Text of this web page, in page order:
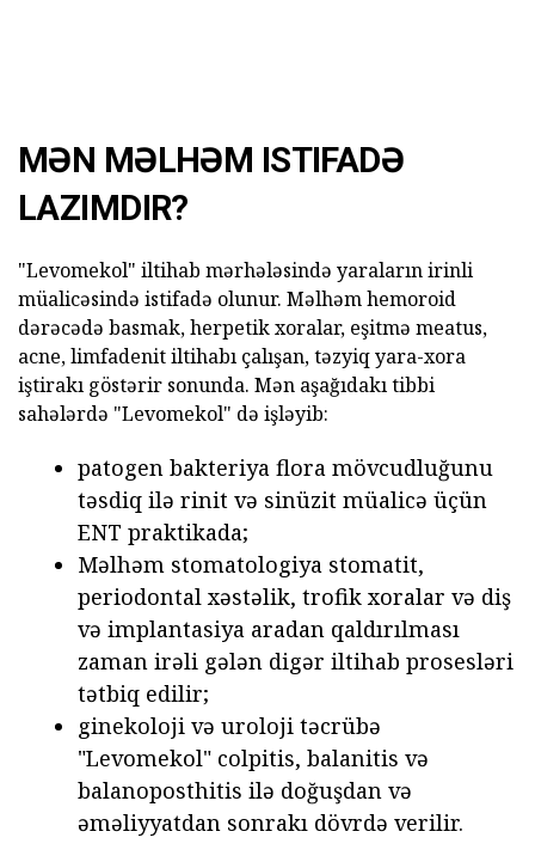
MƏN MƏLHƏM ISTIFADƏ
LAZIMDIR?
"Levomekol" iltihab mərhələsində yaraların irinli
müalicəsində istifadə olunur. Məlhəm hemoroid
dərəcədə basmak, herpetik xoralar, eşitmə meatus,
acne, limfadenit iltihabı çalışan, təzyiq yara-xora
iştirakı göstərir sonunda. Mən aşağıdakı tibbi
sahələrdə "Levomekol" də işləyib:
patogen bakteriya flora mövcudluğunu
təsdiq ilə rinit və sinüzit müalicə üçün
ENT praktikada;
Məlhəm stomatologiya stomatit,
periodontal xəstəlik, trofik xoralar və diş
və implantasiya aradan qaldırılması
zaman irəli gələn digər iltihab prosesləri
tətbiq edilir;
ginekoloji və uroloji təcrübə
"Levomekol" colpitis, balanitis və
balanoposthitis ilə doğuşdan və
əməliyyatdan sonrakı dövrdə verilir.